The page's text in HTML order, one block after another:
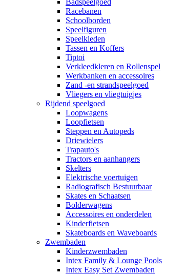
Badspeelgoed
Racebanen
Schoolborden
Speelfiguren
Speelkleden
Tassen en Koffers
Tiptoi
Verkleedkleren en Rollenspel
Werkbanken en accessoires
Zand -en strandspeelgoed
Vliegers en vliegtuigjes
Rijdend speelgoed
Loopwagens
Loopfietsen
Steppen en Autopeds
Driewielers
Trapauto's
Tractors en aanhangers
Skelters
Elektrische voertuigen
Radiografisch Bestuurbaar
Skates en Schaatsen
Bolderwagens
Accessoires en onderdelen
Kinderfietsen
Skateboards en Waveboards
Zwembaden
Kinderzwembaden
Intex Family & Lounge Pools
Intex Easy Set Zwembaden